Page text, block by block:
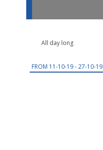
All day long
FROM 11-10-19 - 27-10-19